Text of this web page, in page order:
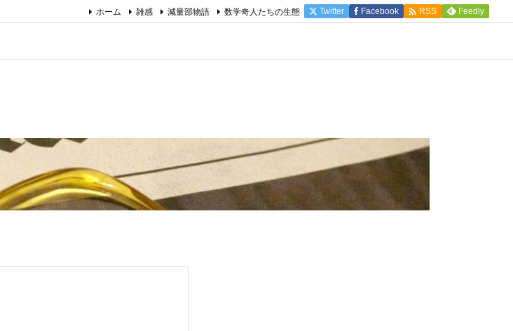
ホーム 雑感 減量部物語 数学奇人たちの生態 Twitter Facebook  RSS Feedly